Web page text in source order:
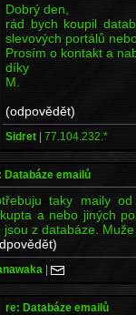
Dobrý den,
rád bych koupil
slevových portálů
Prosím o kontakt a
díky
M.
(odpovědět)
Sidret | 77.104.232.*
Databáze emailů
taky maily
a nebo jiných
jsou z databáze.
|
re: Databáze emailů